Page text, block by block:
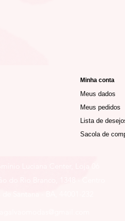
Minha conta
Meus dados
Meus pedidos
Lista de
Sacola de